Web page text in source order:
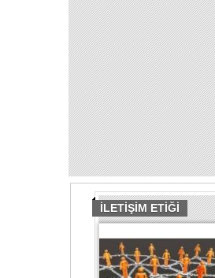
İLETİŞİM ETİĞİ